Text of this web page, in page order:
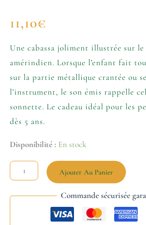
11,10€
Une cabassa joliment illustrée sur le
amérindien. Lorsque l’enfant fait
sur la partie métallique crantée ou
l’instrument, le son émis rappelle
sonnette. Le cadeau idéal pour les
dès 5 ans.
Disponibilité : En stock
Ajouter Au Panier
Commande sécurisée